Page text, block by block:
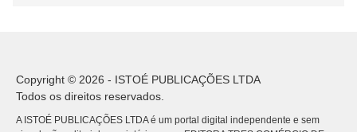
Copyright © 2026 - ISTOÉ PUBLICAÇÕES LTDA
Todos os direitos reservados.
A ISTOÉ PUBLICAÇÕES LTDA é um portal digital independente e sem